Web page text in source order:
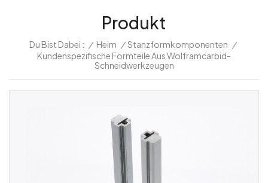
Produkt
Du Bist Dabei : / Heim / Stanzformkomponenten /
Kundenspezifische Formteile Aus Wolframcarbid-
Schneidwerkzeugen